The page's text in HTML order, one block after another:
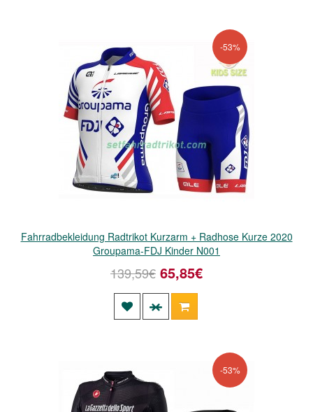
-53%
Fahrradbekleidung Radtrikot Kurzarm + Radhose Kurze 2020
Groupama-FDJ Kinder N001
139,59€ 65,85€
-53%